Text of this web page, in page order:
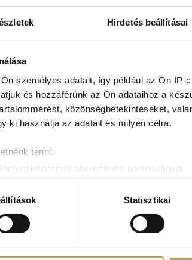
Hirdetés beállításai
személyes adatait, így például az Ön IP-
és hozzáférünk az Ön adataihoz a
közönségbetekintéseket,
ki használja az adatait és milyen célra.
tenni:
pár méteres pontossággal
konkrét tulajdonságainak
módjairól és adja meg
való hozzájárulását.
közösségi média-, hirdető- és elemező
Statisztikai
Kép